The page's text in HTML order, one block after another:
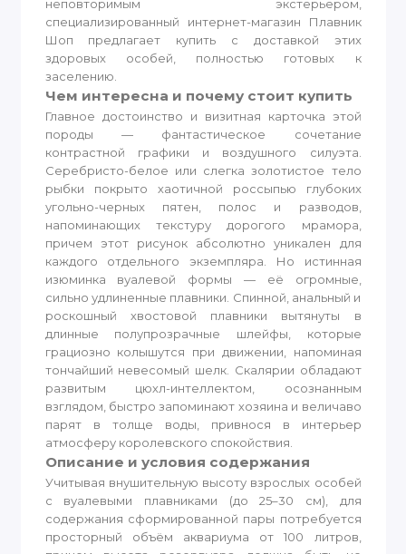
неповторимым экстерьером,
специализированный интернет-магазин Плавник
Шоп предлагает купить с доставкой этих
здоровых особей, полностью готовых к
заселению.
Чем интересна и почему стоит купить
Главное достоинство и визитная карточка этой
породы — фантастическое сочетание
контрастной графики и воздушного силуэта.
Серебристо-белое или слегка золотистое тело
рыбки покрыто хаотичной россыпью глубоких
угольно-черных пятен, полос и разводов,
напоминающих текстуру дорогого мрамора,
причем этот рисунок абсолютно уникален для
каждого отдельного экземпляра. Но истинная
изюминка вуалевой формы — её огромные,
сильно удлиненные плавники. Спинной, анальный и
роскошный хвостовой плавники вытянуты в
длинные полупрозрачные шлейфы, которые
грациозно колышутся при движении, напоминая
тончайший невесомый шелк. Скалярии обладают
развитым цюхл-интеллектом, осознанным
взглядом, быстро запоминают хозяина и величаво
парят в толще воды, привнося в интерьер
атмосферу королевского спокойствия.
Описание и условия содержания
Учитывая внушительную высоту взрослых особей
с вуалевыми плавниками (до 25–30 см), для
содержания сформированной пары потребуется
просторный объём аквариума от 100 литров,